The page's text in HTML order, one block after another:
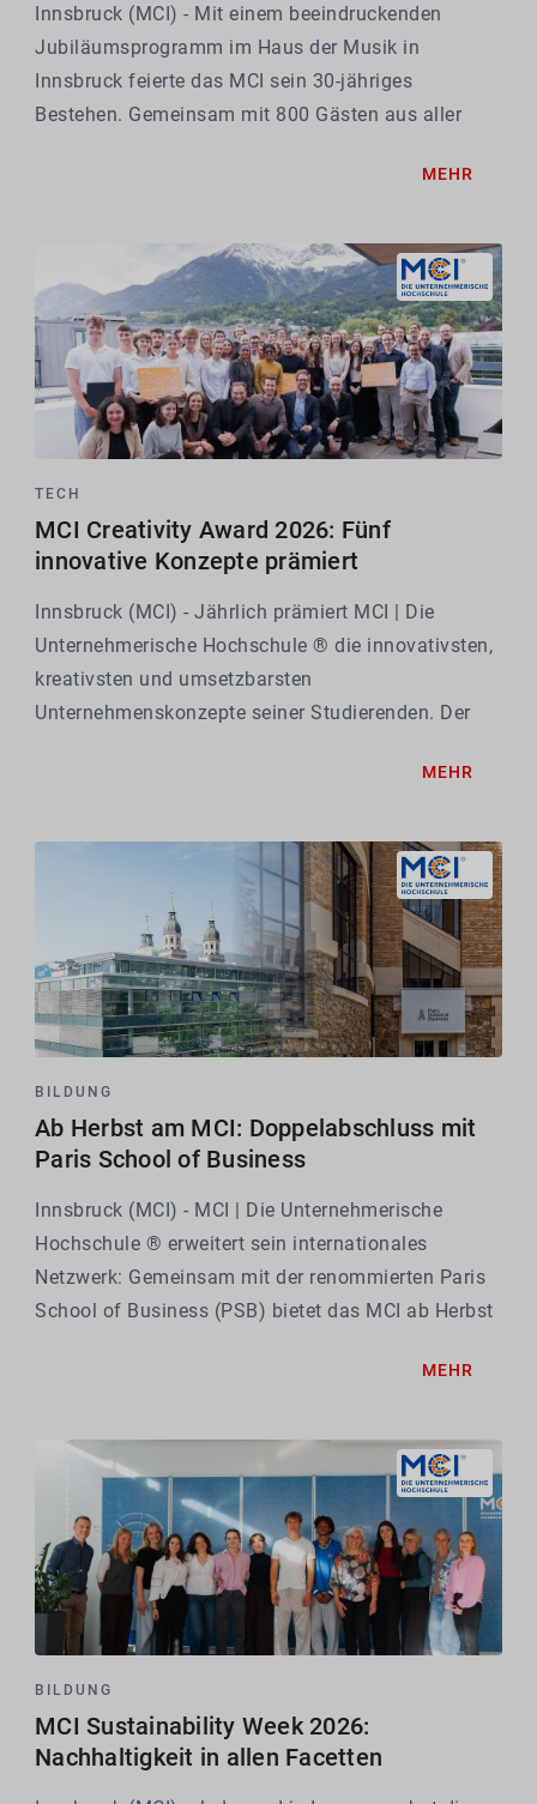
Innsbruck (MCI) - Mit einem beeindruckenden
Jubiläumsprogramm im Haus der Musik in
Innsbruck feierte das MCI sein 30-jähriges
Bestehen. Gemeinsam mit 800 Gästen aus aller
Wirtschaft und Wissenschaft sowie Mitarbeitende,
MEHR
TECH
MCI Creativity Award 2026: Fünf
innovative Konzepte prämiert
Innsbruck (MCI) - Jährlich prämiert MCI | Die
Unternehmerische Hochschule ® die innovativsten,
kreativsten und umsetzbarsten
Unternehmenskonzepte seiner Studierenden. Der
MEHR
BILDUNG
Ab Herbst am MCI: Doppelabschluss mit
Paris School of Business
Innsbruck (MCI) - MCI | Die Unternehmerische
Hochschule ® erweitert sein internationales
Netzwerk: Gemeinsam mit der renommierten Paris
School of Business (PSB) bietet das MCI ab Herbst
MEHR
BILDUNG
MCI Sustainability Week 2026:
Nachhaltigkeit in allen Facetten